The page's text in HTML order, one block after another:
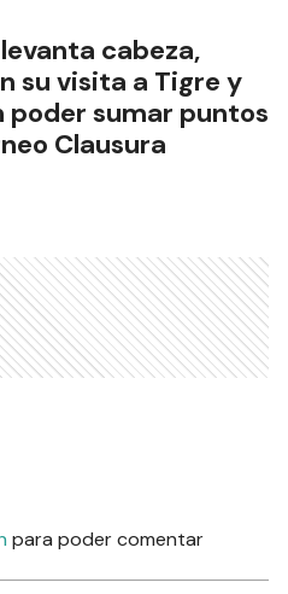
cabeza,
su visita a Tigre y
poder sumar puntos
Clausura
para poder comentar